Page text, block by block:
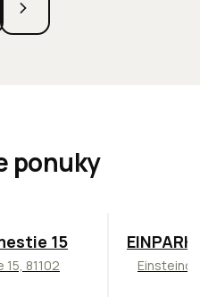
ponuky
15
81102
TOP